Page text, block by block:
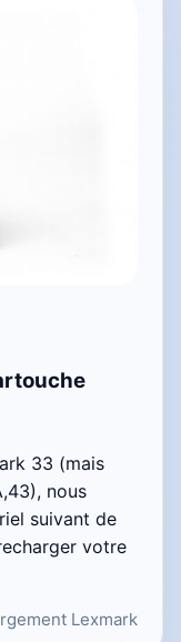
33 (mais
nous
suivant de
votre
Lexmark